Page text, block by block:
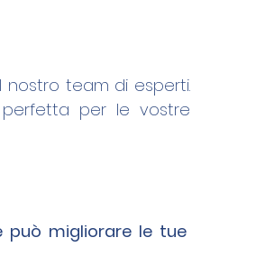
team di esperti.
per le vostre
può migliorare le tue